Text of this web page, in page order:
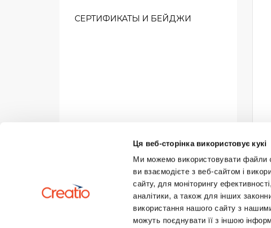
Ця веб-сторінка використовує кукі
Ми можемо використовувати файли
ви взаємодієте з веб-сайтом і
сайту, для моніторингу
аналітики, а також для інших
використання нашого сайту з
можуть поєднувати її з іншою
СЕРТИФИКАТЫ И БЕЙДЖИ